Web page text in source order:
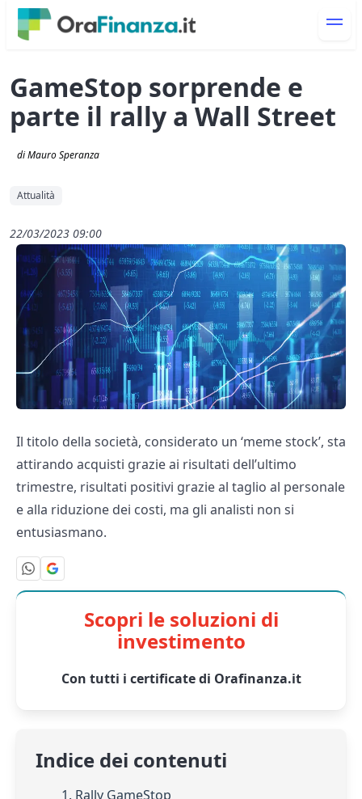
GameStop sorprende e
parte il rally a Wall Street
di Mauro Speranza
Attualità
22/03/2023 09:00
Il titolo della società, considerato un ‘meme stock’, sta
attirando acquisti grazie ai risultati dell’ultimo
trimestre, risultati positivi grazie al taglio al personale
e alla riduzione dei costi, ma gli analisti non si
entusiasmano.
Scopri le soluzioni di
investimento
Con tutti i certificate di Orafinanza.it
Indice dei contenuti
1. Rally GameStop